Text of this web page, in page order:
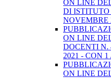
ON LINE
DI ISTITUTO
NOVEMBRE
ON LINE
DOCENTI N.
2021 - CON
ON LINE